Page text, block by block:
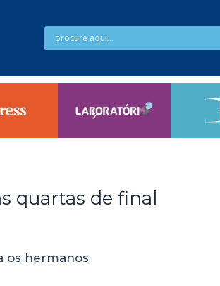
quartas de final
os hermanos